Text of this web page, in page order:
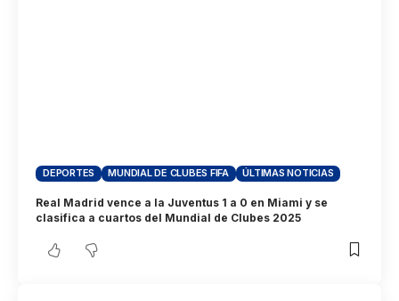
DEPORTES MUNDIAL DE CLUBES FIFA ÚLTIMAS NOTICIAS
Real Madrid vence a la Juventus 1 a 0 en Miami y se
clasifica a cuartos del Mundial de Clubes 2025